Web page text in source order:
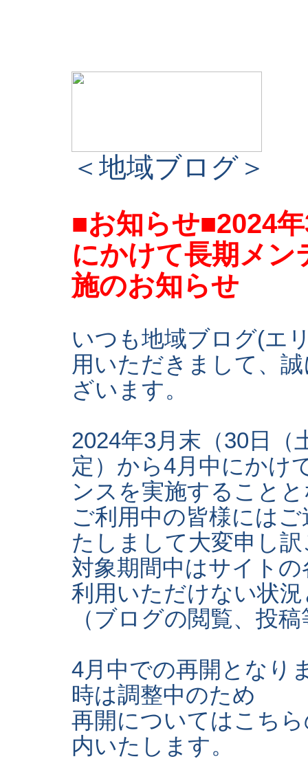
＜地域ブログ＞
■お知らせ■2024
にかけて長期メン
施のお知らせ
いつも地域ブログ(エ
用いただきまして、
ざいます。
2024年3月末（30日（
定）から4月中にかけ
ンスを実施すること
ご利用中の皆様には
たしまして大変申し
対象期間中はサイト
利用いただけない状
（ブログの閲覧、投
4月中での再開となり
時は調整中のため
再開についてはこち
内いたします。